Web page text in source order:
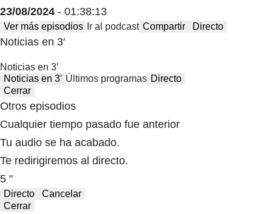
23/08/2024 - 01:38:13
Ver más episodios Ir al podcast Compartir Directo
Noticias en 3′
Noticias en 3′
Noticias en 3′ Últimos programas Directo
Cerrar
Otros episodios
Cualquier tiempo pasado fue anterior
Tu audio se ha acabado.
Te redirigiremos al directo.
5 "
Directo
Cancelar
Cerrar